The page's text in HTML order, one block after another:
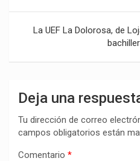
entradas
La UEF La Dolorosa, de
Deja una
Tu dirección de correo
campos obligatorios están
Comentario *